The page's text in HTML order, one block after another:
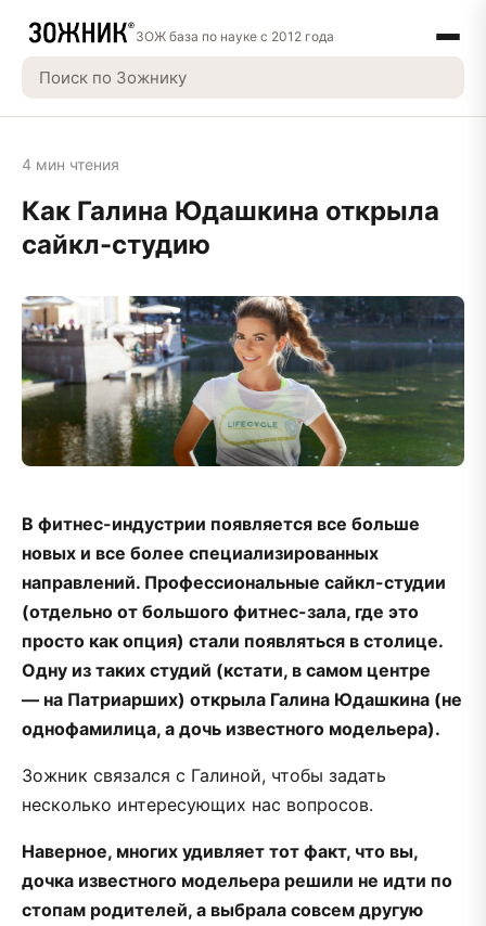
ЗОЖ база по науке с 2012 года
4 мин чтения
Как Галина Юдашкина открыла
сайкл-студию
В фитнес-индустрии появляется все больше
новых и все более специализированных
направлений. Профессиональные сайкл-студии
(отдельно от большого фитнес-зала, где это
просто как опция) стали появляться в столице.
Одну из таких студий (кстати, в самом центре
— на Патриарших) открыла Галина Юдашкина (не
однофамилица, а дочь известного модельера).
Зожник связался с Галиной, чтобы задать
несколько интересующих нас вопросов.
Наверное, многих удивляет тот факт, что вы,
дочка известного модельера решили не идти по
стопам родителей, а выбрала совсем другую